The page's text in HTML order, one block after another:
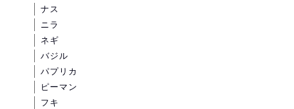
ナス
ニラ
ネギ
バジル
パプリカ
ピーマン
フキ